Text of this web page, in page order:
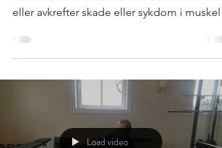
Ultralyd er en pålitelig og effektiv
undersøkelsesmetode som raskt bekrefter